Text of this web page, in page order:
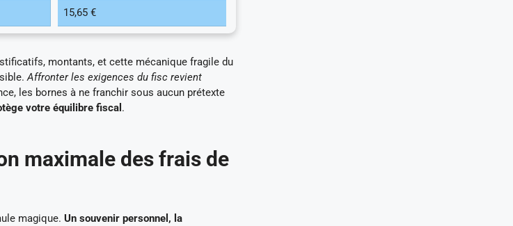
15,65 €
montants, et cette mécanique fragile du
Affronter les exigences du fisc revient
les bornes à ne franchir sous aucun prétexte
votre équilibre fiscal .
maximale des frais de
magique. Un souvenir personnel, la